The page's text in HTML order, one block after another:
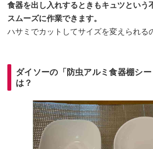
食器を出し入れするときもキュツという
スムーズに作業できます。
ハサミでカットしてサイズを変えられる
ダイソーの「防虫アルミ食器棚シ
は？